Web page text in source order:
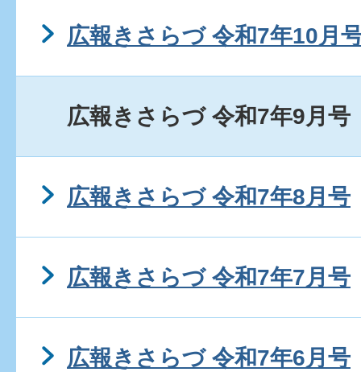
広報きさらづ 令和7年10月
広報きさらづ 令和7年9月号
広報きさらづ 令和7年8月号
広報きさらづ 令和7年7月号
広報きさらづ 令和7年6月号